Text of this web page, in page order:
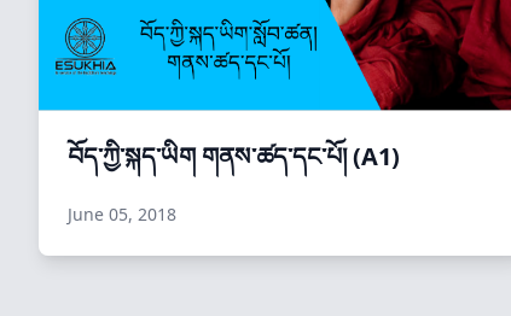
བོད་ཀྱི་སྐད་ཡིག གནས་ཚད་དང་པོ། (A1)
June 05, 2018